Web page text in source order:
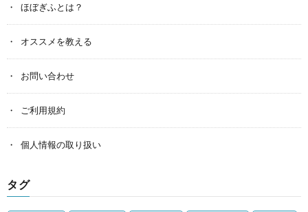
ほぼぎふとは？
オススメを教える
お問い合わせ
ご利用規約
個人情報の取り扱い
タグ